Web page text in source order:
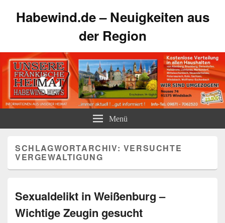
Habewind.de – Neuigkeiten aus
der Region
Menü
SCHLAGWORTARCHIV: VERSUCHTE
VERGEWALTIGUNG
Sexualdelikt in Weißenburg –
Wichtige Zeugin gesucht